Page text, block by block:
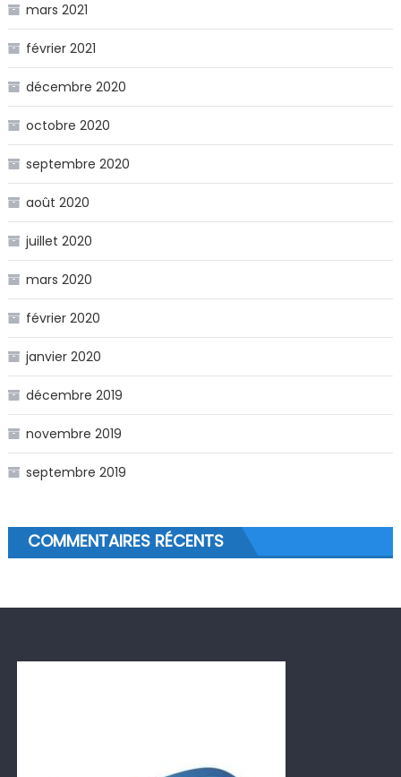
mars 2021
février 2021
décembre 2020
octobre 2020
septembre 2020
août 2020
juillet 2020
mars 2020
février 2020
janvier 2020
décembre 2019
novembre 2019
septembre 2019
COMMENTAIRES RÉCENTS